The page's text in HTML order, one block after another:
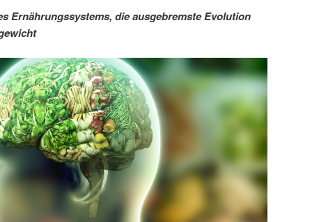
Ernährungssystems, die ausgebremste Evolution